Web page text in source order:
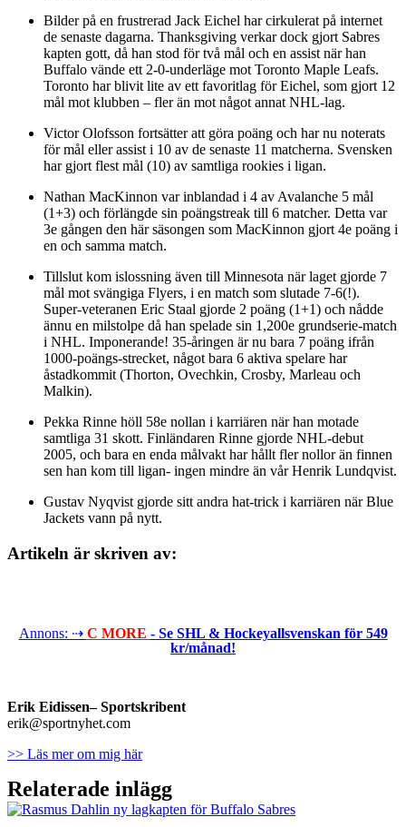
Bilder på en frustrerad Jack Eichel har cirkulerat på internet
de senaste dagarna. Thanksgiving verkar dock gjort Sabres
kapten gott, då han stod för två mål och en assist när han
Buffalo vände ett 2-0-underläge mot Toronto Maple Leafs.
Toronto har blivit lite av ett favoritlag för Eichel, som gjort 12
mål mot klubben – fler än mot något annat NHL-lag.
Victor Olofsson fortsätter att göra poäng och har nu noterats
för mål eller assist i 10 av de senaste 11 matcherna. Svensken
har gjort flest mål (10) av samtliga rookies i ligan.
Nathan MacKinnon var inblandad i 4 av Avalanche 5 mål
(1+3) och förlängde sin poängstreak till 6 matcher. Detta var
3e gången den här säsongen som MacKinnon gjort 4e poäng i
en och samma match.
Tillslut kom islossning även till Minnesota när laget gjorde 7
mål mot svängiga Flyers, i en match som slutade 7-6(!).
Super-veteranen Eric Staal gjorde 2 poäng (1+1) och nådde
ännu en milstolpe då han spelade sin 1,200e grundserie-match
i NHL. Imponerande! 35-åringen är nu bara 7 poäng ifrån
1000-poängs-strecket, något bara 6 aktiva spelare har
åstadkommit (Thorton, Ovechkin, Crosby, Marleau och
Malkin).
Pekka Rinne höll 58e nollan i karriären när han motade
samtliga 31 skott. Finländaren Rinne gjorde NHL-debut
2005, och bara en enda målvakt har hållt fler nollor än finnen
sen han kom till ligan- ingen mindre än vår Henrik Lundqvist.
Gustav Nyqvist gjorde sitt andra hat-trick i karriären när Blue
Jackets vann på nytt.
Artikeln är skriven av:
Annons: ⇢ C MORE - Se SHL & Hockeyallsvenskan för 549
kr/månad!
Erik Eidissen– Sportskribent
erik@sportnyhet.com
>> Läs mer om mig här
Relaterade inlägg